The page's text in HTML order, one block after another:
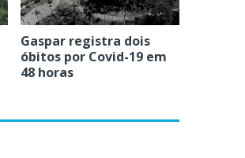
Gaspar registra dois
óbitos por Covid-19 em
48 horas